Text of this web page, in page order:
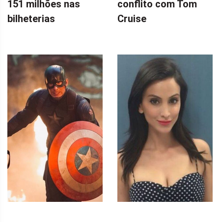
151 milhões nas
bilheterias
conflito com Tom
Cruise